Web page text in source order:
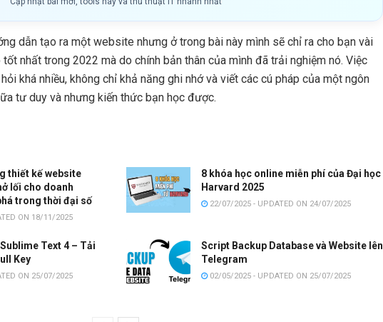
dẫn tạo ra một website nhưng ở trong bài này mình sẽ chỉ ra cho bạn vài
nhất trong 2022 mà do chính bản thân của mình đã trải nghiệm nó. Việc
khá nhiều, không chỉ khả năng ghi nhớ và viết các cú pháp của một ngôn
tư duy và nhưng kiến thức bạn học được.
thiết kế website
lối cho doanh
trong thời đại số
ON 18/11/2025
8 khóa học online miễn phí của Đại học
Harvard 2025
22/07/2025 - UPDATED ON 24/07/2025
Text 4 – Tải
Key
ON 25/07/2025
Script Backup Database và Website lên
Telegram
02/05/2025 - UPDATED ON 25/07/2025